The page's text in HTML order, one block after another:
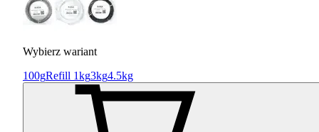
Wybierz wariant
100gRefill 1kg3kg4.5kg